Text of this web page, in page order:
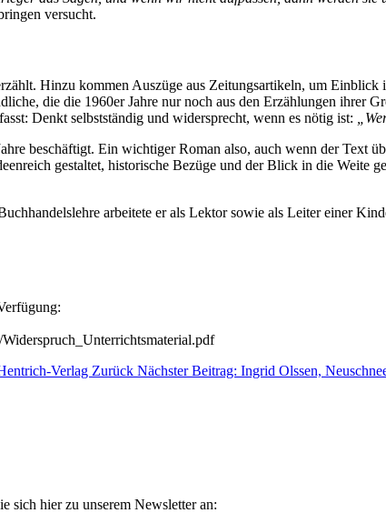
versucht.
Hinzu kommen Auszüge aus Zeitungsartikeln, um
die die 1960er Jahre nur noch aus den Erzählungen ihrer
Denkt selbstständig und widersprecht, wenn es nötig ist:
beschäftigt. Ein wichtiger Roman also, auch wenn der Text
gestaltet, historische Bezüge und der Blick in die Weite
arbeitete er als Lektor sowie als Leiter einer
Verlag Zurück Nächster Beitrag: Ingrid Olssen,
sich hier zu unserem Newsletter an: